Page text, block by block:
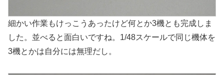
細かい作業もけっこうあったけど何とか3機とも完成しま
した。並べると面白いですね。1/48スケールで同じ機体を
3機とかは自分には無理だし。